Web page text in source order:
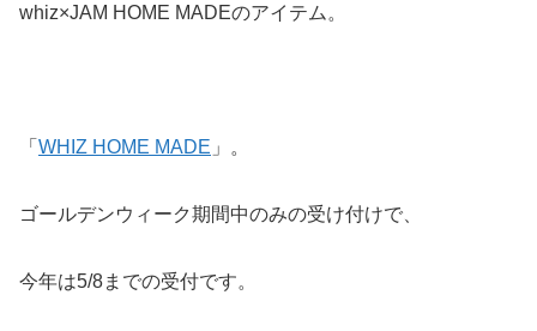
whiz×JAM HOME MADEのアイテム。
「 WHIZ HOME MADE 」。
ゴールデンウィーク期間中のみの受け付けで、
今年は5/8までの受付です。